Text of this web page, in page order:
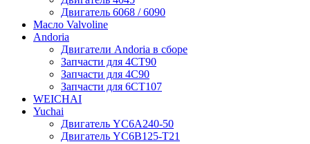
Двигатель 6068 / 6090
Масло Valvoline
Andoria
Двигатели Andoria в сборе
Запчасти для 4CT90
Запчасти для 4С90
Запчасти для 6CT107
WEICHAI
Yuchai
Двигатель YC6A240-50
Двигатель YC6B125-T21